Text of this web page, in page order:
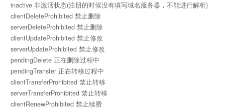
inactive 非激活状态(注册的时候没有填写域名服务器，不能进行解析)
clientDeleteProhibited 禁止删除
serverDeleteProhibited 禁止删除
clientUpdateProhibited 禁止修改
serverUpdateProhibited 禁止修改
pendingDelete 正在删除过程中
pendingTransfer 正在转移过程中
clientTransferProhibited 禁止转移
serverTransferProhibited 禁止转移
clientRenewProhibited 禁止续费